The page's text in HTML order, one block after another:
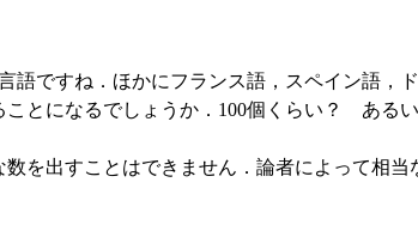
ですね．ほかにフランス語，スペイン語，
ことになるでしょうか．100個くらい？ あ
を出すことはできません．論者によって相